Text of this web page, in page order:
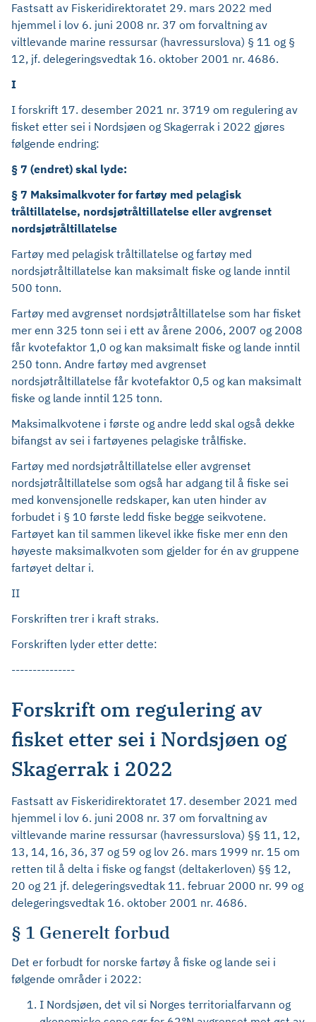
Fastsatt av Fiskeridirektoratet 29. mars 2022 med
hjemmel i lov 6. juni 2008 nr. 37 om forvaltning av
viltlevande marine ressursar (havressurslova) § 11 og §
12, jf. delegeringsvedtak 16. oktober 2001 nr. 4686.
I
I forskrift 17. desember 2021 nr. 3719 om regulering av
fisket etter sei i Nordsjøen og Skagerrak i 2022 gjøres
følgende endring:
§ 7 (endret) skal lyde:
§ 7 Maksimalkvoter for fartøy med pelagisk
tråltillatelse, nordsjøtråltillatelse eller avgrenset
nordsjøtråltillatelse
Fartøy med pelagisk tråltillatelse og fartøy med
nordsjøtråltillatelse kan maksimalt fiske og lande inntil
500 tonn.
Fartøy med avgrenset nordsjøtråltillatelse som har fisket
mer enn 325 tonn sei i ett av årene 2006, 2007 og 2008
får kvotefaktor 1,0 og kan maksimalt fiske og lande inntil
250 tonn. Andre fartøy med avgrenset
nordsjøtråltillatelse får kvotefaktor 0,5 og kan maksimalt
fiske og lande inntil 125 tonn.
Maksimalkvotene i første og andre ledd skal også dekke
bifangst av sei i fartøyenes pelagiske trålfiske.
Fartøy med nordsjøtråltillatelse eller avgrenset
nordsjøtråltillatelse som også har adgang til å fiske sei
med konvensjonelle redskaper, kan uten hinder av
forbudet i § 10 første ledd fiske begge seikvotene.
Fartøyet kan til sammen likevel ikke fiske mer enn den
høyeste maksimalkvoten som gjelder for én av gruppene
fartøyet deltar i.
II
Forskriften trer i kraft straks.
Forskriften lyder etter dette:
---------------
Forskrift om regulering av
fisket etter sei i Nordsjøen og
Skagerrak i 2022
Fastsatt av Fiskeridirektoratet 17. desember 2021 med
hjemmel i lov 6. juni 2008 nr. 37 om forvaltning av
viltlevande marine ressursar (havressurslova) §§ 11, 12,
13, 14, 16, 36, 37 og 59 og lov 26. mars 1999 nr. 15 om
retten til å delta i fiske og fangst (deltakerloven) §§ 12,
20 og 21 jf. delegeringsvedtak 11. februar 2000 nr. 99 og
delegeringsvedtak 16. oktober 2001 nr. 4686.
§ 1 Generelt forbud
Det er forbudt for norske fartøy å fiske og lande sei i
følgende områder i 2022:
I Nordsjøen, det vil si Norges territorialfarvann og